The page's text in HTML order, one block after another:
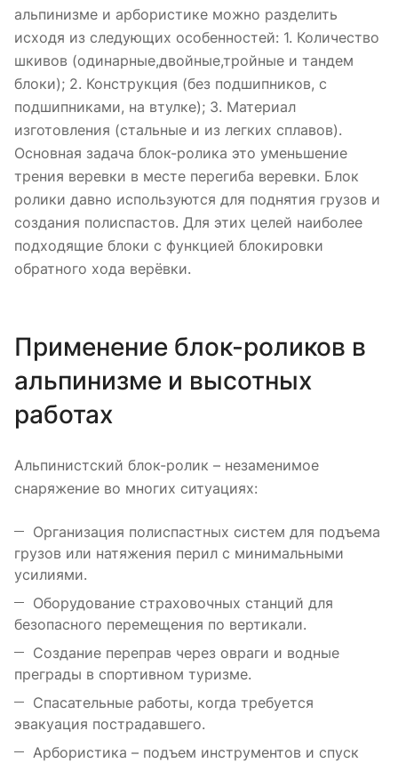
альпинизме и арбористике можно разделить
исходя из следующих особенностей: 1. Количество
шкивов (одинарные,двойные,тройные и тандем
блоки); 2. Конструкция (без подшипников, с
подшипниками, на втулке); 3. Материал
изготовления (стальные и из легких сплавов).
Основная задача блок-ролика это уменьшение
трения веревки в месте перегиба веревки. Блок
ролики давно используются для поднятия грузов и
создания полиспастов. Для этих целей наиболее
подходящие блоки с функцией блокировки
обратного хода верёвки.
Применение блок-роликов в
альпинизме и высотных
работах
Альпинистский блок-ролик – незаменимое
снаряжение во многих ситуациях:
Организация полиспастных систем для подъема
грузов или натяжения перил с минимальными
усилиями.
Оборудование страховочных станций для
безопасного перемещения по вертикали.
Создание переправ через овраги и водные
преграды в спортивном туризме.
Спасательные работы, когда требуется
эвакуация пострадавшего.
Арбористика – подъем инструментов и спуск